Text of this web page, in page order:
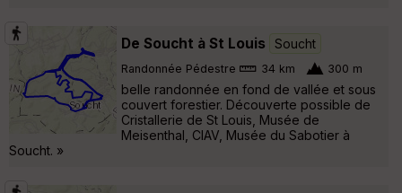
De Soucht à St Louis Soucht
Randonnée Pédestre 34 km 300 m
belle randonnée en fond de vallée et sous
couvert forestier. Découverte possible de
Cristallerie de St Louis, Musée de
Meisenthal, CIAV, Musée du Sabotier à
Soucht. »